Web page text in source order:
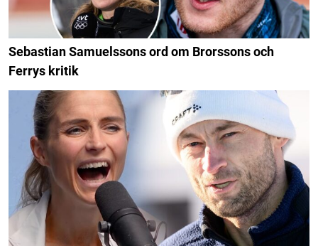
Sebastian Samuelssons ord om Brorssons och
Ferrys kritik